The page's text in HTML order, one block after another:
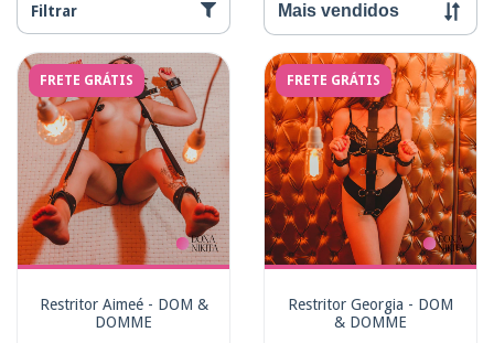
Filtrar
FRETE GRÁTIS
Restritor Aimeé - DOM &
DOMME
FRETE GRÁTIS
Restritor Georgia - DOM
& DOMME